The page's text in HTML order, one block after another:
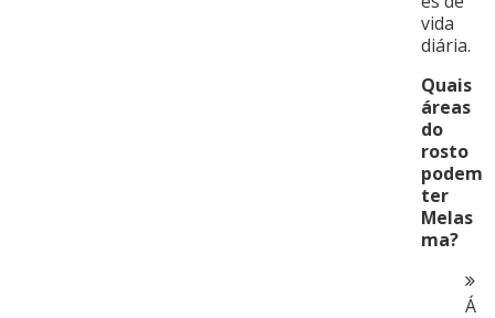
vida
diária.
Quais
áreas
do
rosto
podem
ter
Melas
ma?
Á